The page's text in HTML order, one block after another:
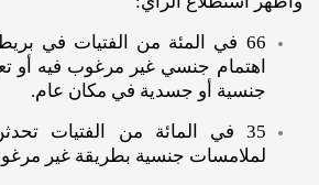
66 في المئة من الفتيات في
اهتمام جنسي غير مرغوب فيه أو
جنسية أو جسدية في مكان عام.
35 في المائة من الفتيات
لملامسات جنسية بطريقة غير